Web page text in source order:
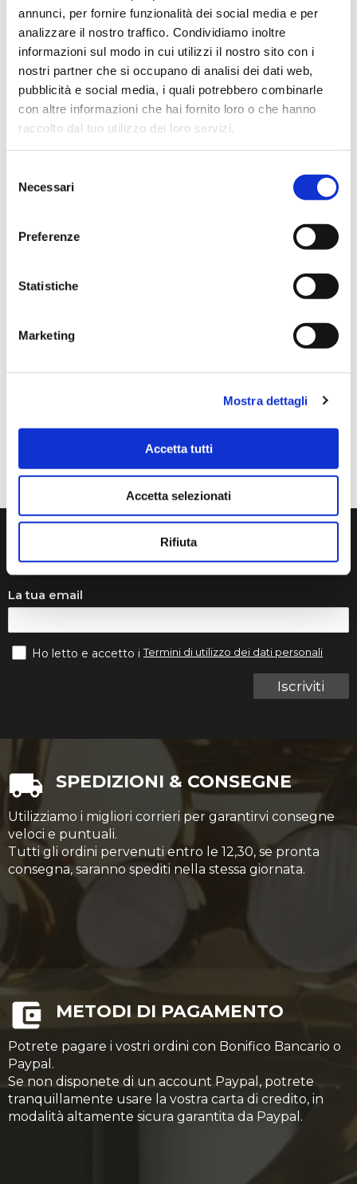
annunci, per fornire funzionalità dei social media e per
analizzare il nostro traffico. Condividiamo inoltre
informazioni sul modo in cui utilizzi il nostro sito con i
nostri partner che si occupano di analisi dei dati web,
pubblicità e social media, i quali potrebbero combinarle
con altre informazioni che hai fornito loro o che hanno
raccolto dal tuo utilizzo dei loro servizi.
delNecessari
Preferenze
Statistiche
Marketing
Mostra dettagli
Accetta tutti
Accetta selezionati
Rifiuta
Ciro Pio Donnarumma
4 mesi fa
★★★★★
è arrivato in condizioni impeccabili, perfettamente
imballato e conforme alla descrizione. Il negozio si è
Anna Prokhorova
★★★★★
Abbiamo ordinato tutti i violini dalla ditta Denis Basin.
Iscriviti alla nostra newsletters
La tua email
Iscriviti
Ho letto e accetto iTermini di utilizzo dei dati personali
SPEDIZIONI & CONSEGNE
Utilizziamo i migliori corrieri per garantirvi consegne
veloci e puntuali.
Tutti gli ordini pervenuti entro le 12,30, se pronta
consegna, saranno spediti nella stessa giornata.
METODI DI PAGAMENTO
Potrete pagare i vostri ordini con Bonifico Bancario o
Paypal.
Se non disponete di un account Paypal, potrete
tranquillamente usare la vostra carta di credito, in
modalità altamente sicura garantita da Paypal.